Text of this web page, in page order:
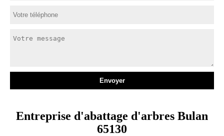
Entreprise d'abattage d'arbres Bulan
65130